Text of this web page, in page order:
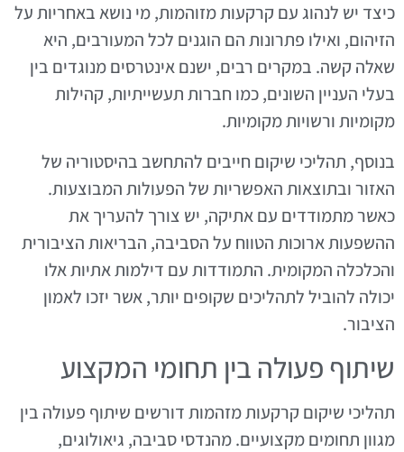
כיצד יש לנהוג עם קרקעות מזוהמות, מי נושא באחריות על
הזיהום, ואילו פתרונות הם הוגנים לכל המעורבים, היא
שאלה קשה. במקרים רבים, ישנם אינטרסים מנוגדים בין
בעלי העניין השונים, כמו חברות תעשייתיות, קהילות
מקומיות ורשויות מקומיות.
בנוסף, תהליכי שיקום חייבים להתחשב בהיסטוריה של
האזור ובתוצאות האפשריות של הפעולות המבוצעות.
כאשר מתמודדים עם אתיקה, יש צורך להעריך את
ההשפעות ארוכות הטווח על הסביבה, הבריאות הציבורית
והכלכלה המקומית. התמודדות עם דילמות אתיות אלו
יכולה להוביל לתהליכים שקופים יותר, אשר יזכו לאמון
הציבור.
שיתוף פעולה בין תחומי המקצוע
תהליכי שיקום קרקעות מזהמות דורשים שיתוף פעולה בין
מגוון תחומים מקצועיים. מהנדסי סביבה, גיאולוגים,